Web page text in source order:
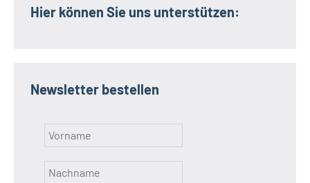
Hier können Sie uns unterstützen:
Newsletter bestellen